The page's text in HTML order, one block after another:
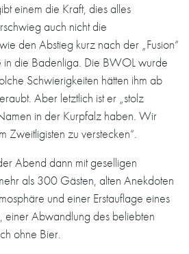
einem die Kraft, dies alles
auch nicht die
den Abstieg kurz nach der „Fusion“
in die Badenliga. Die BWOL wurde
Schwierigkeiten hätten ihm ab
Aber letztlich ist er „stolz
in der Kurpfalz haben. Wir
Zweitligisten zu verstecken“.
Abend dann mit geselligen
als 300 Gästen, alten Anekdoten
und einer Erstauflage eines
einer Abwandlung des beliebten
ohne Bier.